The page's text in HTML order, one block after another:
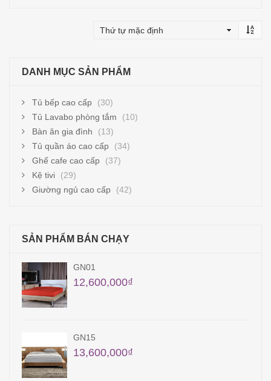
DANH MỤC SẢN PHẨM
Tủ bếp cao cấp
(30)
Tủ Lavabo phòng tắm
(10)
Bàn ăn gia đình
(13)
Tủ quần áo cao cấp
(34)
Ghế cafe cao cấp
(37)
Kệ tivi
(29)
Giường ngủ cao cấp
(42)
SẢN PHẨM BÁN CHẠY
QA07
41,300,000
10,900,000